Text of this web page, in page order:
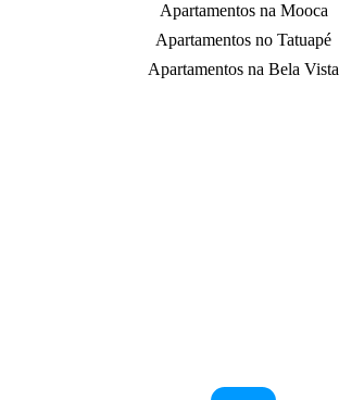
Apartamentos na Mooca
Apartamentos no Tatuapé
Apartamentos na Bela Vista